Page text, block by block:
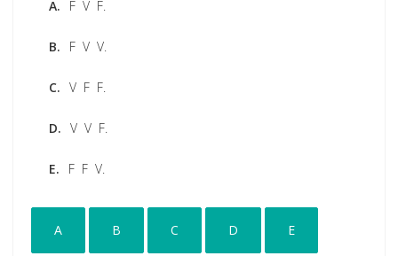
A. F  V  F.
B. F  V  V.
C. V  F  F.
D. V  V  F.
E. F  F  V.
A B C D E